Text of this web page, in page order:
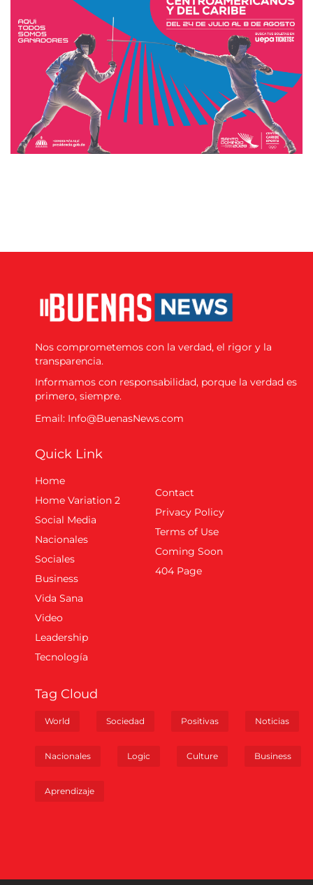
Nos comprometemos con la verdad, el rigor y la
transparencia.
Informamos con responsabilidad, porque la verdad es
primero, siempre.
Email: Info@BuenasNews.com
Quick Link
Home
Home Variation 2
Social Media
Nacionales
Sociales
Business
Vida Sana
Video
Leadership
Tecnología
Contact
Privacy Policy
Terms of Use
Coming Soon
404 Page
Tag Cloud
World Sociedad Positivas Noticias
Nacionales Logic Culture Business
Aprendizaje